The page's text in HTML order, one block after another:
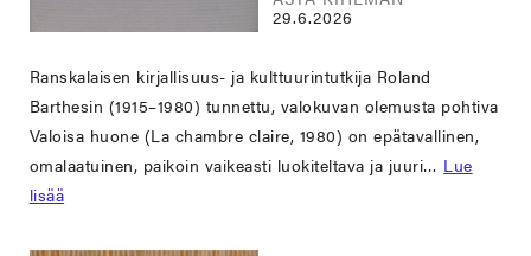
29.6.2026
Ranskalaisen kirjallisuus- ja kulttuurintutkija Roland
Barthesin (1915–1980) tunnettu, valokuvan olemusta pohtiva
Valoisa huone (La chambre claire, 1980) on epätavallinen,
omalaatuinen, paikoin vaikeasti luokiteltava ja juuri… Lue
lisää